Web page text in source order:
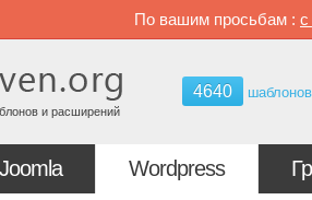
По вашим просьбам : с
и расширений
4640 шаблонов
Joomla Wordpress